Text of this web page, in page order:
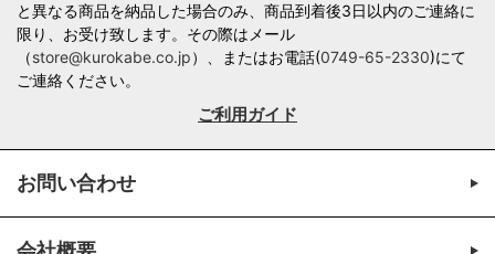
と異なる商品を納品した場合のみ、商品到着後3日以内のご連絡に
限り、お受け致します。その際はメール
（store@kurokabe.co.jp）、またはお電話(0749-65-2330)にて
ご連絡ください。
ご利用ガイド
お問い合わせ